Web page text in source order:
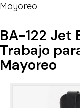
Mayoreo
BA-122 Jet
Trabajo
Mayoreo